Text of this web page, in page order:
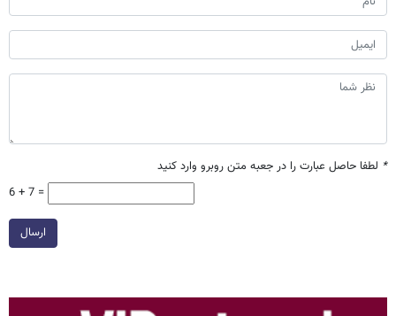
* لطفا حاصل عبارت را در جعبه متن روبرو وارد کنید
6 + 7 =
ارسال